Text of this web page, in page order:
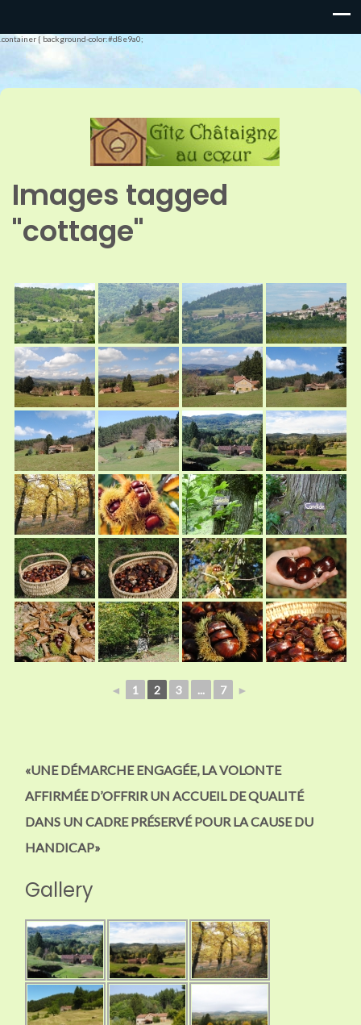
.container { background-color:#d8e9a0;
Images tagged
"cottage"
◄ 1 2 3 ... 7 ►
«UNE DÉMARCHE ENGAGÉE, LA VOLONTE
AFFIRMÉE D’OFFRIR UN ACCUEIL DE QUALITÉ
DANS UN CADRE PRÉSERVÉ POUR LA CAUSE DU
HANDICAP»
Gallery